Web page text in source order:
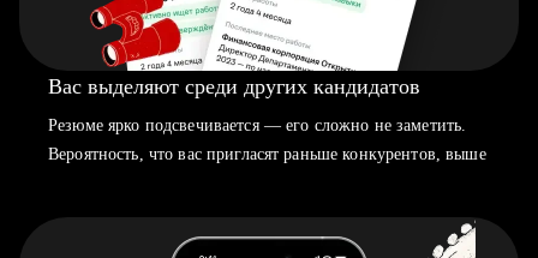
Вас выделяют среди других кандидатов
Резюме ярко подсвечивается — его сложно не заметить.
Вероятность, что вас пригласят раньше конкурентов, выше